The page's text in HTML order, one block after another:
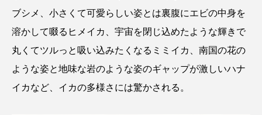
ブシメ、小さくて可愛らしい姿とは裏腹にエビの中身を
溶かして啜るヒメイカ、宇宙を閉じ込めたような輝きで
丸くてツルっと吸い込みたくなるミミイカ、南国の花の
ような姿と地味な岩のような姿のギャップが激しいハナ
イカなど、イカの多様さには驚かされる。